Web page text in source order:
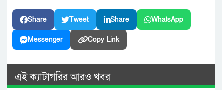
Share Tweet Share WhatsApp
Messenger Copy Link
এই ক্যাটাগরির আরও খবর